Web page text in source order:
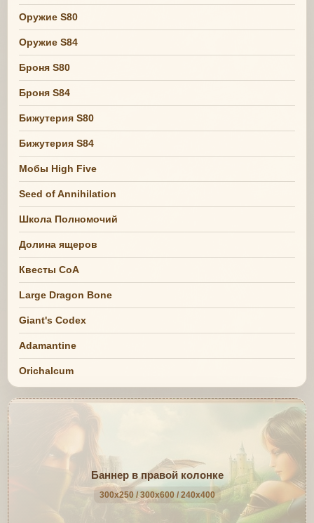
Оружие S80
Оружие S84
Броня S80
Броня S84
Бижутерия S80
Бижутерия S84
Мобы High Five
Seed of Annihilation
Школа Полномочий
Долина ящеров
Квесты СоА
Large Dragon Bone
Giant's Codex
Adamantine
Orichalcum
Баннер в правой колонке
300x250 / 300x600 / 240x400